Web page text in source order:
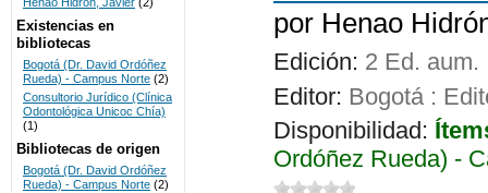
por Henao
Edición: 2 Ed. aum.
Editor: Bogotá :
Disponibilidad:
Ordóñez Rueda) -
Existencias en
bibliotecas
Bogotá (Dr. David Ordóñez
Rueda) - Campus Norte (2)
Consultorio Jurídico (Clínica
Odontológica Unicoc Chía)
(1)
Bibliotecas de origen
Bogotá (Dr. David Ordóñez
Rueda) - Campus Norte (2)